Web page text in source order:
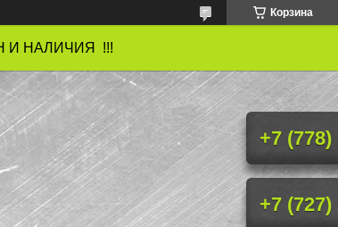
Корзина
И НАЛИЧИЯ !!!
+7 (778)
+7 (727)